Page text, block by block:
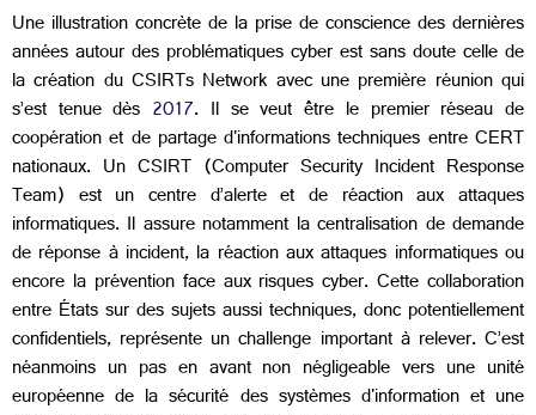
Une illustration concrète de la prise de conscience des dernières
années autour des problématiques cyber est sans doute celle de
la création du CSIRTs Network avec une première réunion qui
s’est tenue dès 2017. Il se veut être le premier réseau de
coopération et de partage d'informations techniques entre CERT
nationaux. Un CSIRT (Computer Security Incident Response
Team) est un centre d’alerte et de réaction aux attaques
informatiques. Il assure notamment la centralisation de demande
de réponse à incident, la réaction aux attaques informatiques ou
encore la prévention face aux risques cyber. Cette collaboration
entre États sur des sujets aussi techniques, donc potentiellement
confidentiels, représente un challenge important à relever. C’est
néanmoins un pas en avant non négligeable vers une unité
européenne de la sécurité des systèmes d'information et une